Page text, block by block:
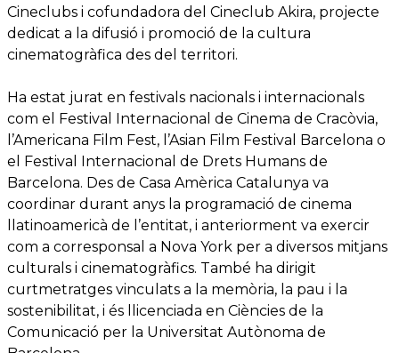
Cineclubs i cofundadora del Cineclub Akira, projecte
dedicat a la difusió i promoció de la cultura
cinematogràfica des del territori.
Ha estat jurat en festivals nacionals i internacionals
com el Festival Internacional de Cinema de Cracòvia,
l’Americana Film Fest, l’Asian Film Festival Barcelona o
el Festival Internacional de Drets Humans de
Barcelona. Des de Casa Amèrica Catalunya va
coordinar durant anys la programació de cinema
llatinoamericà de l’entitat, i anteriorment va exercir
com a corresponsal a Nova York per a diversos mitjans
culturals i cinematogràfics. També ha dirigit
curtmetratges vinculats a la memòria, la pau i la
sostenibilitat, i és llicenciada en Ciències de la
Comunicació per la Universitat Autònoma de